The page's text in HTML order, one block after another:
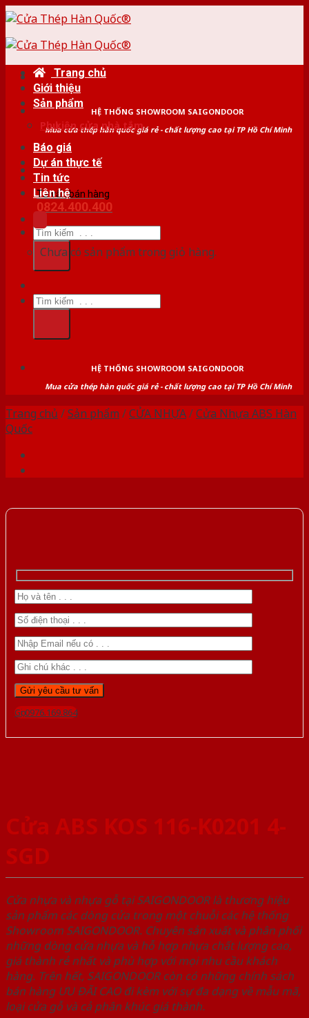
Skip
content
HỆ THỐNG SHOWROOM SAIGONDOOR
Mua cửa thép hàn quốc giá rẻ - chất lượng cao tại TP Hồ Chí Minh
Tư vấn bán hàng
0824.400.400
Tìm
kiếm:
Trang chủ
Giới thiệu
Sản phẩm
Phụ kiện cửa nhà tắm
Báo giá
Dự án thực tế
Tin tức
Liên hệ
Chưa có sản phẩm trong giỏ hàng.
Tìm
kiếm:
HỆ THỐNG SHOWROOM SAIGONDOOR
Mua cửa thép hàn quốc giá rẻ - chất lượng cao tại TP Hồ Chí Minh
Trang chủ /Sản phẩm /CỬA NHỰA/Cửa Nhựa ABS Hàn
Quốc
Gọi 0976.169.864
Cửa ABS KOS 116-K0201 4-
SGD
Cửa nhựa và nhựa gỗ tại SAIGONDOOR là thương hiệu
sản phẩm các dòng cửa trong một chuỗi các hệ thống
Showroom SAIGONDOOR. Chuyên sản xuất và phân phối
những dòng cửa nhựa và hỗ hợp nhựa chất lượng cao,
giá thành rẻ nhất và phù hợp với mọi nhu cầu khách
hàng. Trên hết, SAIGONDOOR còn có những chính sách
bán hàng ƯU ĐÃI CAO đi kèm với sự đa dạng về mẫu mã,
loại cửa gỗ và cả phân khúc giá thành.